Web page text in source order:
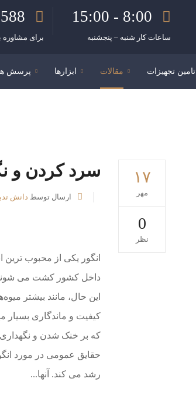
8:00 - 15:00
ساعات کار شنبه – پنجشنبه برای مشاوره
تامین تجهیزات مقالات ابزارها پرسش
۱۷
مهر
0
نظر
سرد کردن و
ارسال توسط دانش
داخل کشور کشت می شوند
این حال، مانند بیشتر
کیفیت و ماندگاری بسیار
که بر خنک شدن و نگهداری
حقایق عمومی در مورد
رشد می کند. آنها...